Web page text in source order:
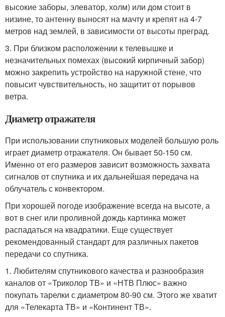
высокие заборы, элеватор, холм) или дом стоит в
низине, то антенну выносят на мачту и крепят на 4-7
метров над землей, в зависимости от высоты преград.
3. При близком расположении к телевышке и
незначительных помехах (высокий кирпичный забор)
можно закрепить устройство на наружной стене, что
повысит чувствительность, но защитит от порывов
ветра.
Диаметр отражателя
При использовании спутниковых моделей большую роль
играет диаметр отражателя. Он бывает 50-150 см.
Именно от его размеров зависит возможность захвата
сигналов от спутника и их дальнейшая передача на
облучатель с конвектором.
При хорошей погоде изображение всегда на высоте, а
вот в снег или проливной дождь картинка может
распадаться на квадратики. Еще существует
рекомендованный стандарт для различных пакетов
передачи со спутника.
1. Любителям спутникового качества и разнообразия
каналов от «Триколор ТВ» и «НТВ Плюс» важно
покупать тарелки с диаметром 80-90 см. Этого же хватит
для «Телекарта ТВ» и «Континент ТВ».